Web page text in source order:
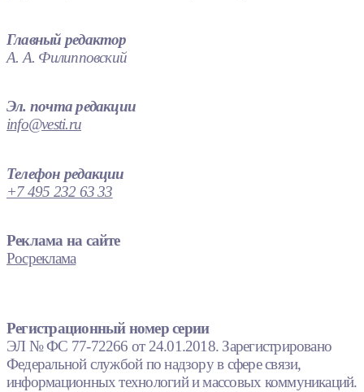
Главный редактор
А. А. Филипповский
Эл. почта редакции
info@vesti.ru
Телефон редакции
+7 495 232 63 33
Реклама на сайте
Росреклама
Регистрационный номер серии
ЭЛ № ФС 77-72266 от 24.01.2018. Зарегистрировано
Федеральной службой по надзору в сфере связи,
информационных технологий и массовых коммуникаций.